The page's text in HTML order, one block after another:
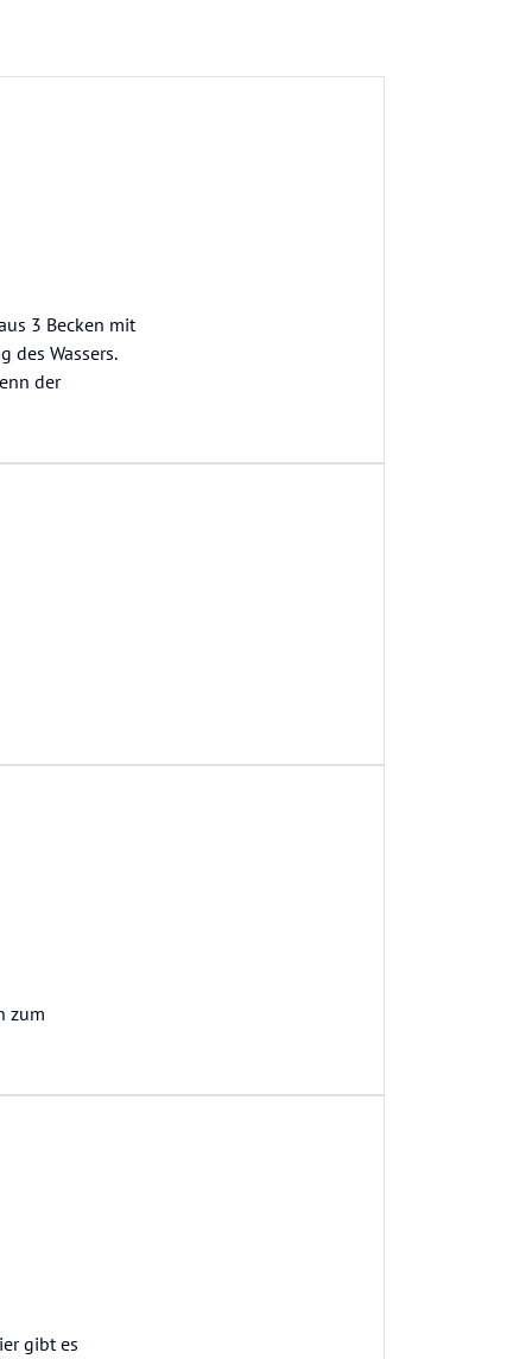
3 Becken mit
des Wassers.
der
zum
gibt es